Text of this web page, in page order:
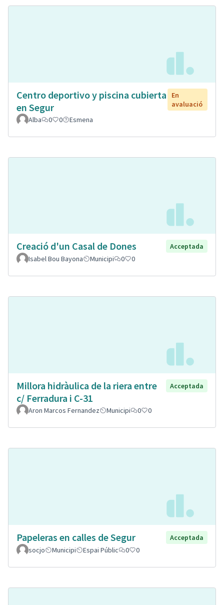
Centro deportivo y piscina cubierta
en Segur
En
avaluació
Alba
0 0 Esmena
Creació d'un Casal de Dones
Acceptada
Isabel Bou Bayona
Municipi 0 0
Millora hidràulica de la riera entre
c/ Ferradura i C-31
Acceptada
Aron Marcos Fernandez Municipi 0 0
Papeleras en calles de Segur
Acceptada
socjo
Municipi Espai Públic 0 0